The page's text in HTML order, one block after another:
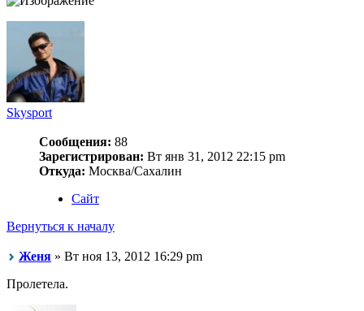
Skysport
Сообщения: 88
Зарегистрирован: Вт янв 31, 2012 22:15 pm
Откуда: Москва/Сахалин
Сайт
Вернуться к началу
Женя » Вт ноя 13, 2012 16:29 pm
Пролетела.